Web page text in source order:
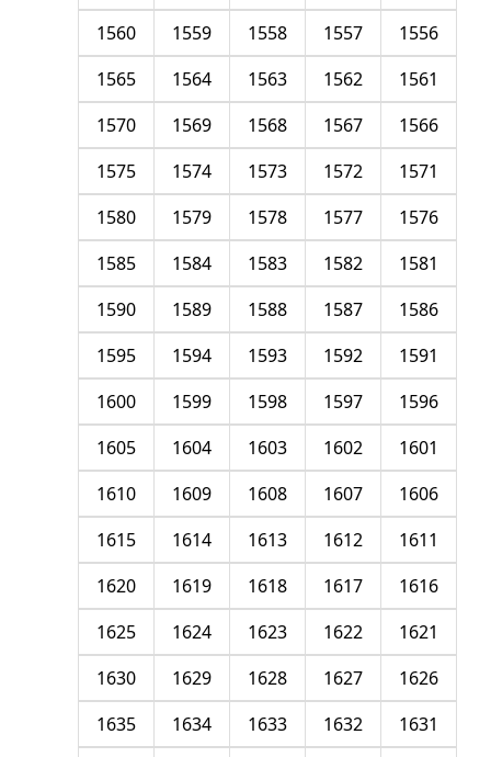
1556
1557
1558
1559
1560
1561
1562
1563
1564
1565
1566
1567
1568
1569
1570
1571
1572
1573
1574
1575
1576
1577
1578
1579
1580
1581
1582
1583
1584
1585
1586
1587
1588
1589
1590
1591
1592
1593
1594
1595
1596
1597
1598
1599
1600
1601
1602
1603
1604
1605
1606
1607
1608
1609
1610
1611
1612
1613
1614
1615
1616
1617
1618
1619
1620
1621
1622
1623
1624
1625
1626
1627
1628
1629
1630
1631
1632
1633
1634
1635